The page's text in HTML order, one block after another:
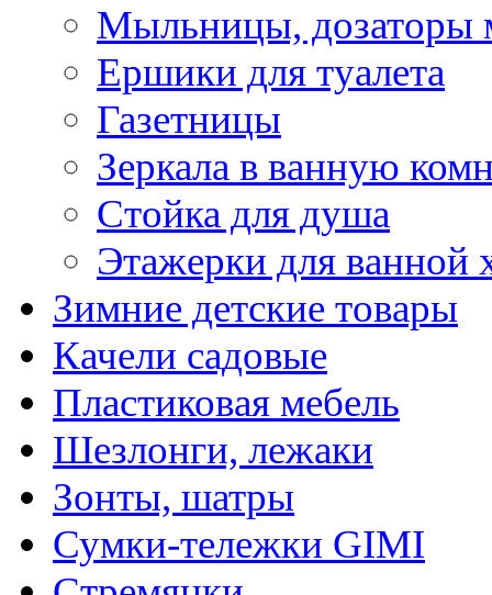
Мыльницы, дозаторы
Ершики для туалета
Газетницы
Зеркала в ванную
Стойка для душа
Этажерки для ванной
Зимние детские товары
Качели садовые
Пластиковая мебель
Шезлонги, лежаки
Зонты, шатры
Сумки-тележки GIMI